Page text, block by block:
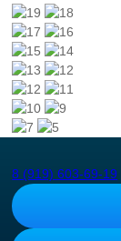
8 (919) 603-69-19